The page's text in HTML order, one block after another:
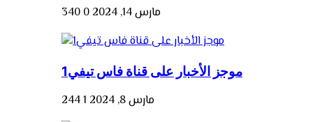
مارس 14, 2024 0
340
موجز الأخبار على قناة فاس تيفي1
مارس 8, 2024 1
244